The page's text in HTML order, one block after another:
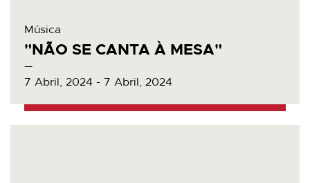
Música
"NÃO SE CANTA À MESA"
7 Abril, 2024 - 7 Abril, 2024